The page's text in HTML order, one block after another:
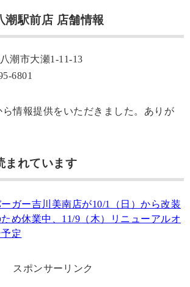
潮駅前店 店舗情報
潮市大瀬1-11-13
6801
ら情報提供をいただきました。ありが
まれています
ガー吉川美南店が10/1（日）から改装
め休業中、11/9（木）リニューアルオ
定
スポンサーリンク